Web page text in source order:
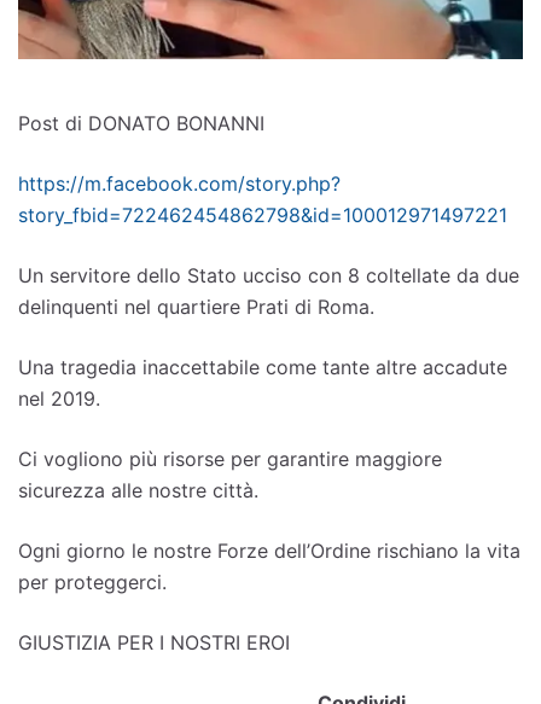
Post di DONATO BONANNI
https://m.facebook.com/story.php?
story_fbid=722462454862798&id=100012971497221
Un servitore dello Stato ucciso con 8 coltellate da due
delinquenti nel quartiere Prati di Roma.
Una tragedia inaccettabile come tante altre accadute
nel 2019.
Ci vogliono più risorse per garantire maggiore
sicurezza alle nostre città.
Ogni giorno le nostre Forze dell’Ordine rischiano la vita
per proteggerci.
GIUSTIZIA PER I NOSTRI EROI